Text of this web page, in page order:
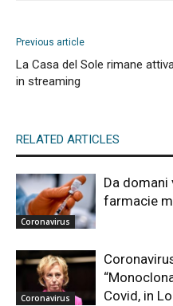
Previous article
La Casa del Sole rimane
in streaming
RELATED ARTICLES
Coronavirus
Da domani
farmacie
Coronavirus
Covid, in